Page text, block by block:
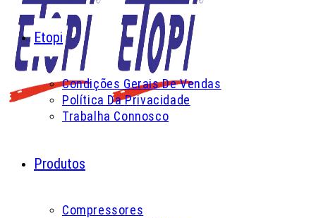
Etopi
Condições Gerais De Vendas
Política Da Privacidade
Trabalha Connosco
Produtos
Compressores